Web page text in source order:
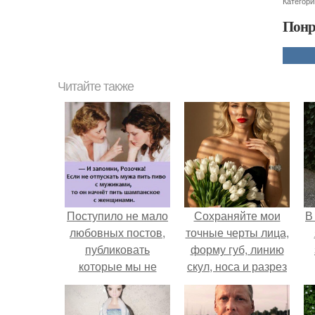
Читайте также
Поступило не мало
любовных постов,
публиковать
которые мы не
стали.
Сохраняйте мои
точные черты лица,
форму губ, линию
скул, носа и разрез
глаз.
В